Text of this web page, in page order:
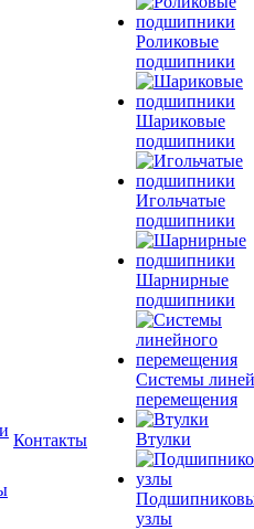
Контакты
Роликовые
подшипники
Шариковые
подшипники
Игольчатые
подшипники
Шарнирные
подшипники
Системы
перемещения
Втулки
узлы